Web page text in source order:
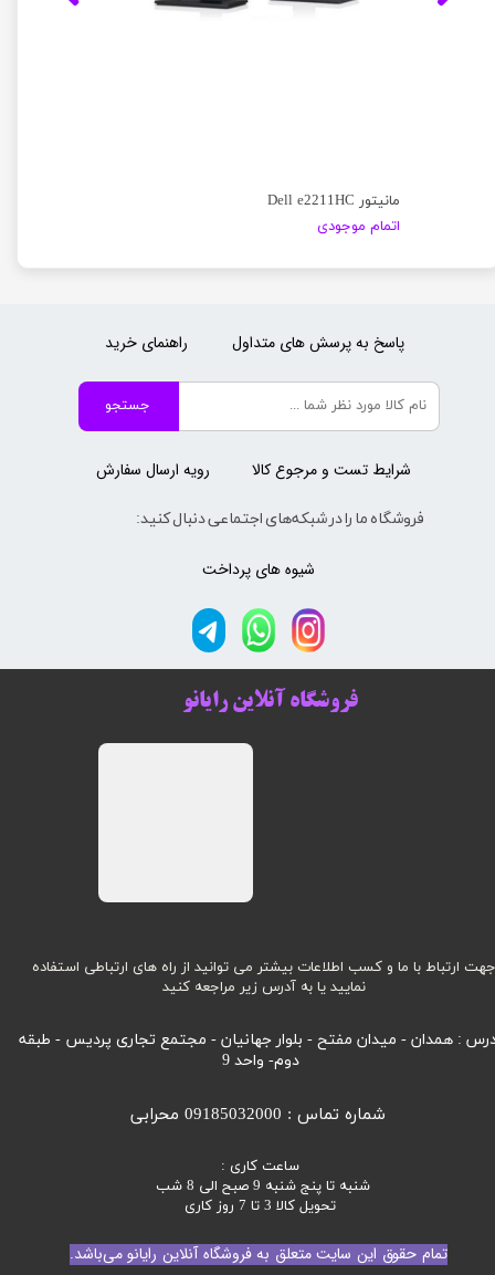
مانیتور Dell e2211HC
اتمام موجودی
تمام حقوق این سایت متعلق به فروشگاه آنلاین رایانو می‌باشد.
جهت ارتباط با ما و کسب اطلاعات بیشتر می توانید از راه های ارتباطی استفاده
نمایید یا به آدرس زیر مراجعه کنید
: همدان - میدان مفتح - بلوار جهانیان - مجتمع تجاری پردیس - طبقه
دوم- واحد 9
ساعت کاری :
شنبه تا پنج شنبه 9 صبح الی 8 شب
تحویل کالا 3 تا 7 روز کاری
شماره تماس : 09185032000 محرابی
فروشگاه آنلاین رایانو
جستجو
فروشگاه ما را در شبکه‌های اجتماعی دنبال کنید:
رویه ارسال سفارش
راهنمای خرید
شیوه های پرداخت
پاسخ به پرسش های متداول
شرایط تست و مرجوع کالا